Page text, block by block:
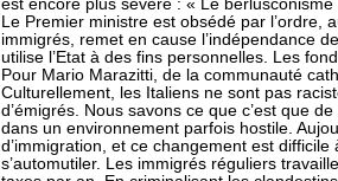
est encore plus sévère : « Le
Le Premier ministre est obsédé par l’ordre,
immigrés, remet en cause l’indépendance
utilise l’Etat à des fins personnelles. Les
Pour Mario Marazitti, de la communauté
Culturellement, les Italiens ne sont pas
d’émigrés. Nous savons ce que c’est que
dans un environnement parfois hostile.
d’immigration, et ce changement est
s’automutiler. Les immigrés réguliers